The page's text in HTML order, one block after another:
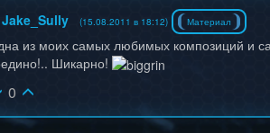
Jake_Sully (15.08.2011 в 18:12) Материал
из моих самых любимых композиций и
Шикарно!
0